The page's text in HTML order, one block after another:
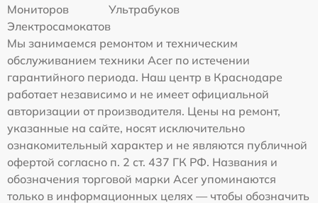
Мониторов
Ультрабуков
Электросамокатов
Мы занимаемся ремонтом и техническим
обслуживанием техники Acer по истечении
гарантийного периода. Наш центр в Краснодаре
работает независимо и не имеет официальной
авторизации от производителя. Цены на ремонт,
указанные на сайте, носят исключительно
ознакомительный характер и не являются публичной
офертой согласно п. 2 ст. 437 ГК РФ. Названия и
обозначения торговой марки Acer упоминаются
только в информационных целях — чтобы обозначить